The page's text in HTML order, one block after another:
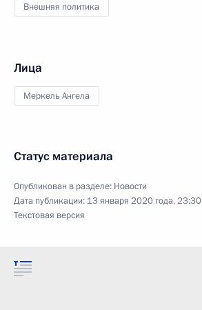
Внешняя политика
Лица
Меркель Ангела
Статус материала
Опубликован в разделе: Новости
Дата публикации: 13 января 2020 года, 23:30
Текстовая версия